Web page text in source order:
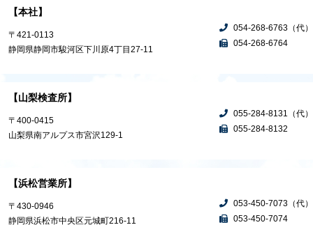
【本社】
〒421-0113
静岡県静岡市駿河区下川原4丁目27-11
054-268-6763（代）
054-268-6764
【山梨検査所】
〒400-0415
山梨県南アルプス市宮沢129-1
055-284-8131（代）
055-284-8132
【浜松営業所】
〒430-0946
静岡県浜松市中央区元城町216-11
053-450-7073（代）
053-450-7074